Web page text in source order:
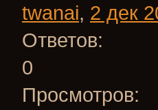
twanai, 2 дек
Ответов:
0
Просмотров: